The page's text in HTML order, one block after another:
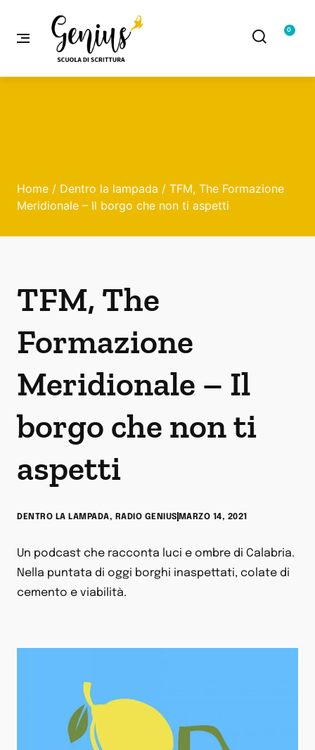
0
Home / Dentro la lampada / TFM, The Formazione
Meridionale – Il borgo che non ti aspetti
TFM, The
Formazione
Meridionale – Il
borgo che non ti
aspetti
DENTRO LA LAMPADA, RADIO GENIUS MARZO 14, 2021
Un podcast che racconta luci e ombre di Calabria.
Nella puntata di oggi borghi inaspettati, colate di
cemento e viabilità.